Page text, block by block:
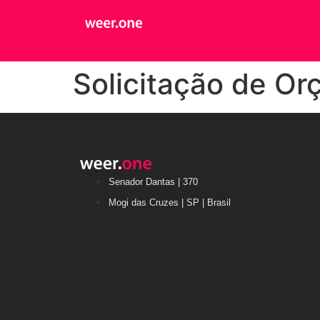
Solicitação de
Senador Dantas | 370
Mogi das Cruzes | SP | Brasil